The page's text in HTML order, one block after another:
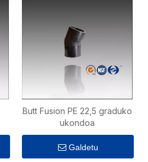
Butt Fusion PE 22,5 graduko
ukondoa
Galdetu